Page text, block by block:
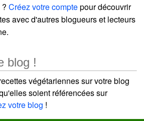
Créez votre comptepour découvrir
avec d'autres blogueurs et lecteurs
blog !
végétariennes sur votre blog
soient référencées sur
votre blog !